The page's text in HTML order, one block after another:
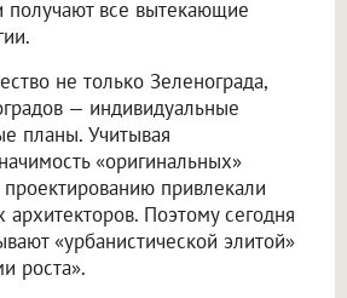
получают все вытекающие
не только Зеленограда,
— индивидуальные
планы. Учитывая
«оригинальных»
проектированию привлекали
Поэтому сегодня
«урбанистической элитой»
роста».